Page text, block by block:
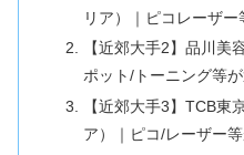
リア）｜ピコレーザー
【近郊大手2】品川美
ポット/トーニング等
【近郊大手3】TCB東
ア）｜ピコ/レーザー